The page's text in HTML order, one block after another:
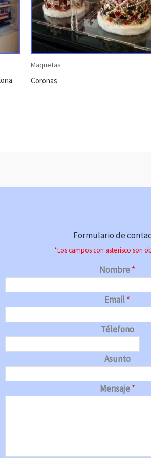
Maquetas
Coronas
Formulario de
*Los campos con asterisco son
Nombre*
Email*
Télefono
Asunto
Mensaje*